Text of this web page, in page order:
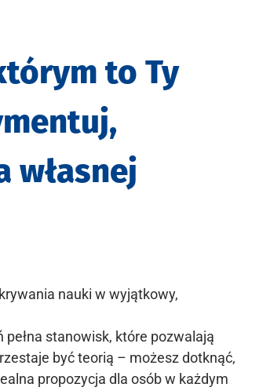
to Ty
własnej
nauki w wyjątkowy,
stanowisk, które pozwalają
być teorią – możesz dotknąć,
propozycja dla osób w każdym